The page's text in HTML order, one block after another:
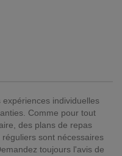
individuelles
Comme pour tout
des plans de repas
sont nécessaires
toujours l'avis de